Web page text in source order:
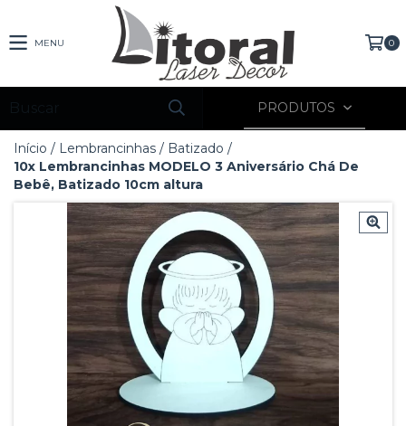
MENU 0
PRODUTOS
Início / Lembrancinhas / Batizado /
10x Lembrancinhas MODELO 3 Aniversário Chá De
Bebê, Batizado 10cm altura